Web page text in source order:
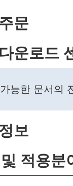
문
운로드
능한 문서의
보
적용분